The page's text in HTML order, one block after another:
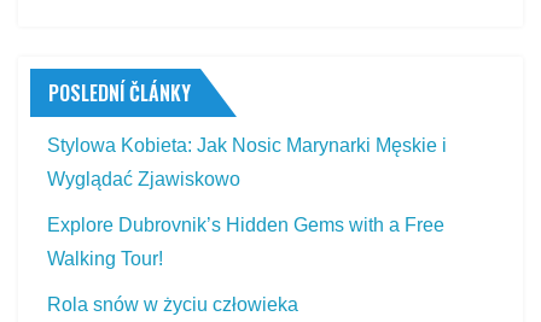
POSLEDNÍ ČLÁNKY
Stylowa Kobieta: Jak Nosic Marynarki Męskie i
Wyglądać Zjawiskowo
Explore Dubrovnik’s Hidden Gems with a Free
Walking Tour!
Rola snów w życiu człowieka